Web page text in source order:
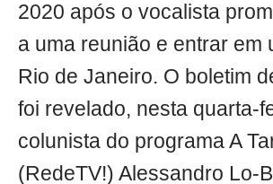
2020 após o vocalista
a uma reunião e entrar em
Rio de Janeiro. O boletim
foi revelado, nesta quarta-
colunista do programa A
(RedeTV!) Alessandro Lo-